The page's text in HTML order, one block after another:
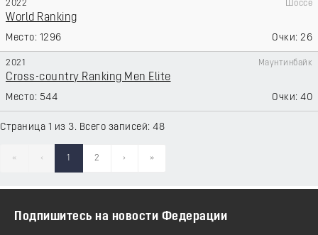
2022 Шоссе
World Ranking
1296 26
2021 Маунтинбайк
Cross-country Ranking Men Elite
544 40
Страница 1 из 3. Всего записей: 48
« ‹ 1 2 › »
Подпишитесь на новости Федерации